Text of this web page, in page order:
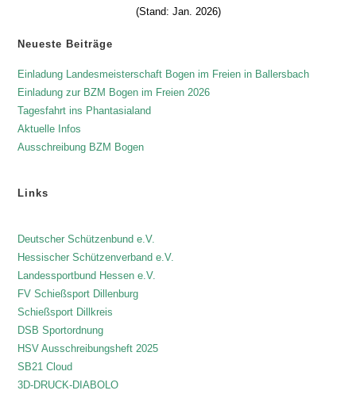
(Stand: Jan. 2026)
Neueste Beiträge
Einladung Landesmeisterschaft Bogen im Freien in Ballersbach
Einladung zur BZM Bogen im Freien 2026
Tagesfahrt ins Phantasialand
Aktuelle Infos
Ausschreibung BZM Bogen
Links
Deutscher Schützenbund e.V.
Hessischer Schützenverband e.V.
Landessportbund Hessen e.V.
FV Schießsport Dillenburg
Schießsport Dillkreis
DSB Sportordnung
HSV Ausschreibungsheft 2025
SB21 Cloud
3D-DRUCK-DIABOLO